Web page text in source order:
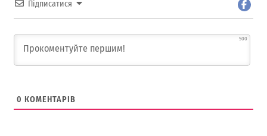
Підписатися
500
0 КОМЕНТАРІВ